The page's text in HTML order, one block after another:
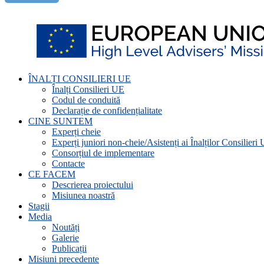
ÎNALȚI CONSILIERI UE
Înalți Consilieri UE
Codul de conduită
Declarație de confidențialitate
CINE SUNTEM
Experți cheie
Experți juniori non-cheie/Asistenți ai Înalților Consilieri
Consorțiul de implementare
Contacte
CE FACEM
Descrierea proiectului
Misiunea noastră
Stagii
Media
Noutăți
Galerie
Publicații
Misiuni precedente